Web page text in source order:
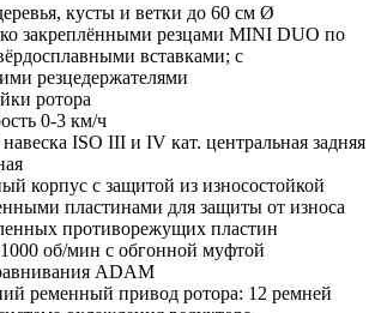
кусты и ветки до 60 см Ø
закреплёнными резцами MINI DUO по
вставками; с
резцедержателями
ротора
0-3 км/ч
ISO III и IV кат. центральная задняя
корпус с защитой из износостойкой
пластинами для защиты от износа
противорежущих пластин
об/мин с обгонной муфтой
ADAM
ременный привод ротора: 12 ремней